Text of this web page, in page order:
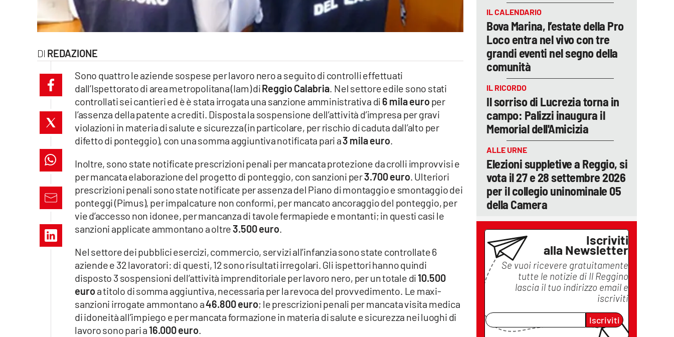
cosenzachannel.it
ilvibonese.it
catanzarochannel.it
lacapitalenews.it
REDAZIONE
Sono quattro le aziende sospese per lavoro nero a seguito di controlli effettuati
dall’Ispettorato di area metropolitana (Iam) diReggio Calabria. Nel settore edile sono stati
controllati sei cantieri ed è è stata irrogata una sanzione amministrativa di 6 mila europer
l’assenza della patente a crediti. Disposta la sospensione dell’attività d’impresa per gravi
violazioni in materia di salute e sicurezza (in particolare, per rischio di caduta dall’alto per
difetto di ponteggio), con una somma aggiuntiva notificata pari a3 mila euro.
Inoltre, sono state notificate prescrizioni penali per mancata protezione da crolli improvvisi e
per mancata elaborazione del progetto di ponteggio, con sanzioni per3.700 euro. Ulteriori
prescrizioni penali sono state notificate per assenza del Piano di montaggio e smontaggio dei
ponteggi (Pimus), per impalcature non conformi, per mancato ancoraggio del ponteggio, per
vie d’accesso non idonee, per mancanza di tavole fermapiede e montanti; in questi casi le
sanzioni applicate ammontano a oltre3.500 euro.
Nel settore dei pubblici esercizi, commercio, servizi all’infanzia sono state controllate 6
aziende e 32 lavoratori: di questi, 12 sono risultati irregolari. Gli ispettori hanno quindi
disposto 3 sospensioni dell’attività imprenditoriale per lavoro nero, per un totale di 10.500
euroa titolo di somma aggiuntiva, necessaria per la revoca del provvedimento. Le maxi-
sanzioni irrogate ammontano a46.800 euro; le prescrizioni penali per mancata visita medica
di idoneità all’impiego e per mancata formazione in materia di salute e sicurezza nei luoghi di
lavoro sono pari a 16.000 euro.
IL CALENDARIO
Bova Marina, l’estate della Pro
Loco entra nel vivo con tre
grandi eventi nel segno della
comunità
IL RICORDO
Il sorriso di Lucrezia torna in
campo: Palizzi inaugura il
Memorial dell'Amicizia
ALLE URNE
Elezioni suppletive a Reggio, si
vota il 27 e 28 settembre 2026
per il collegio uninominale 05
della Camera
Iscriviti
alla Newsletter
Se vuoi ricevere gratuitamente
tutte le notizie di Il Reggino
lascia il tuo indirizzo email e
iscriviti
Iscriviti